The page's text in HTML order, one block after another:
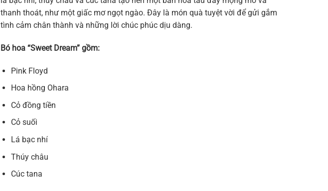
551.250 ₫.
thanh thoát, như một giấc mơ ngọt ngào. Đây là món quà tuyệt vời để gửi gắm
tình cảm chân thành và những lời chúc phúc dịu dàng.
Bó hoa “Sweet Dream” gồm:
Pink Floyd
Hoa hồng Ohara
Cỏ đồng tiền
Cỏ suối
Lá bạc nhí
Thúy châu
Cúc tana